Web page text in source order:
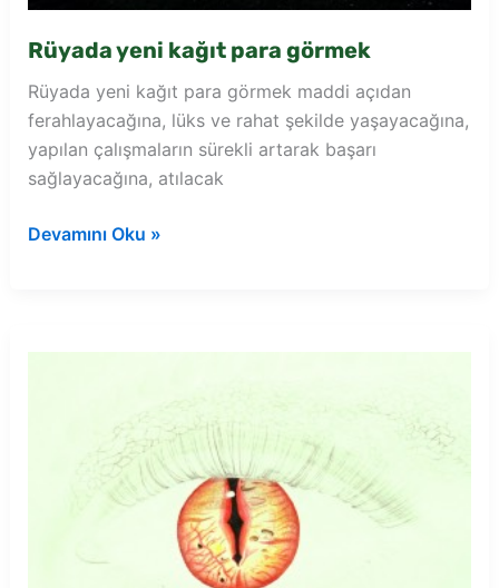
Rüyada yeni kağıt para görmek
Rüyada yeni kağıt para görmek maddi açıdan
ferahlayacağına, lüks ve rahat şekilde yaşayacağına,
yapılan çalışmaların sürekli artarak başarı
sağlayacağına, atılacak
Rüyada
görmek
Devamını Oku »